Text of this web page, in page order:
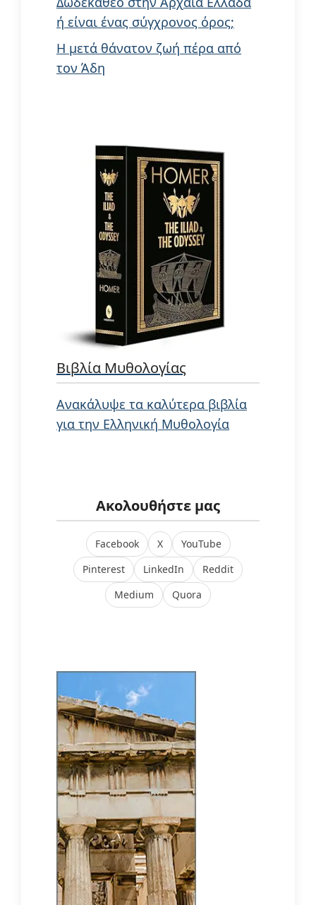
ή είναι ένας σύγχρονος όρος;
Η μετά θάνατον ζωή πέρα από
τον Άδη
Βιβλία Μυθολογίας
Ανακάλυψε τα καλύτερα βιβλία
για την Ελληνική Μυθολογία
Ακολουθήστε μας
Facebook X
YouTube
Pinterest
LinkedIn
Reddit
Medium
Quora